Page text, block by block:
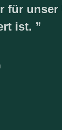
für unser
ist. ”